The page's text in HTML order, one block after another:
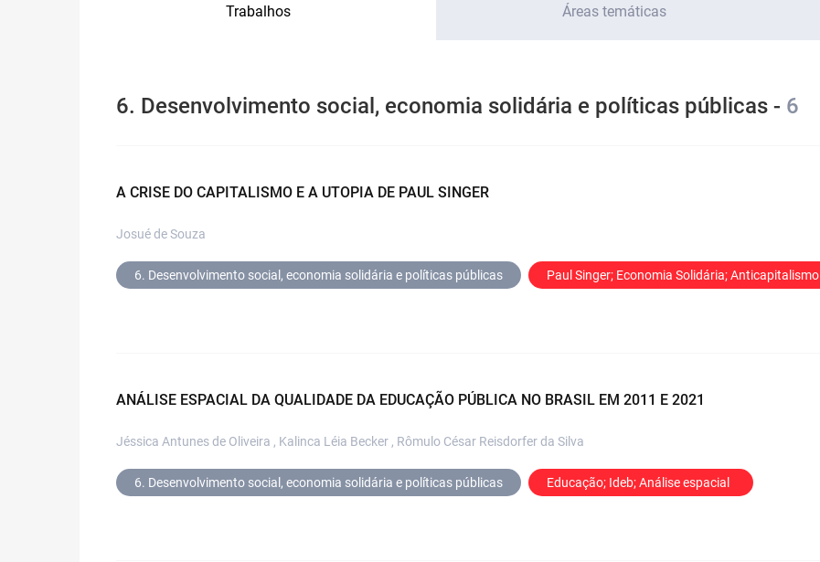
Trabalhos Áreas temáticas
6. Desenvolvimento social, economia solidária e políticas públicas - 6
A CRISE DO CAPITALISMO E A UTOPIA DE PAUL SINGER
Josué de Souza
6. Desenvolvimento social, economia solidária e políticas públicas Paul Singer; Economia Solidária; Anticapitalismo
ANÁLISE ESPACIAL DA QUALIDADE DA EDUCAÇÃO PÚBLICA NO BRASIL EM 2011 E 2021
Jéssica Antunes de Oliveira , Kalinca Léia Becker , Rômulo César Reisdorfer da Silva
6. Desenvolvimento social, economia solidária e políticas públicas Educação; Ideb; Análise espacial